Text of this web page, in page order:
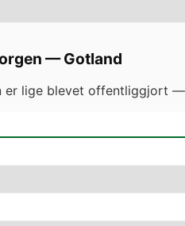
—Gotland
er lige blevet offentliggjort